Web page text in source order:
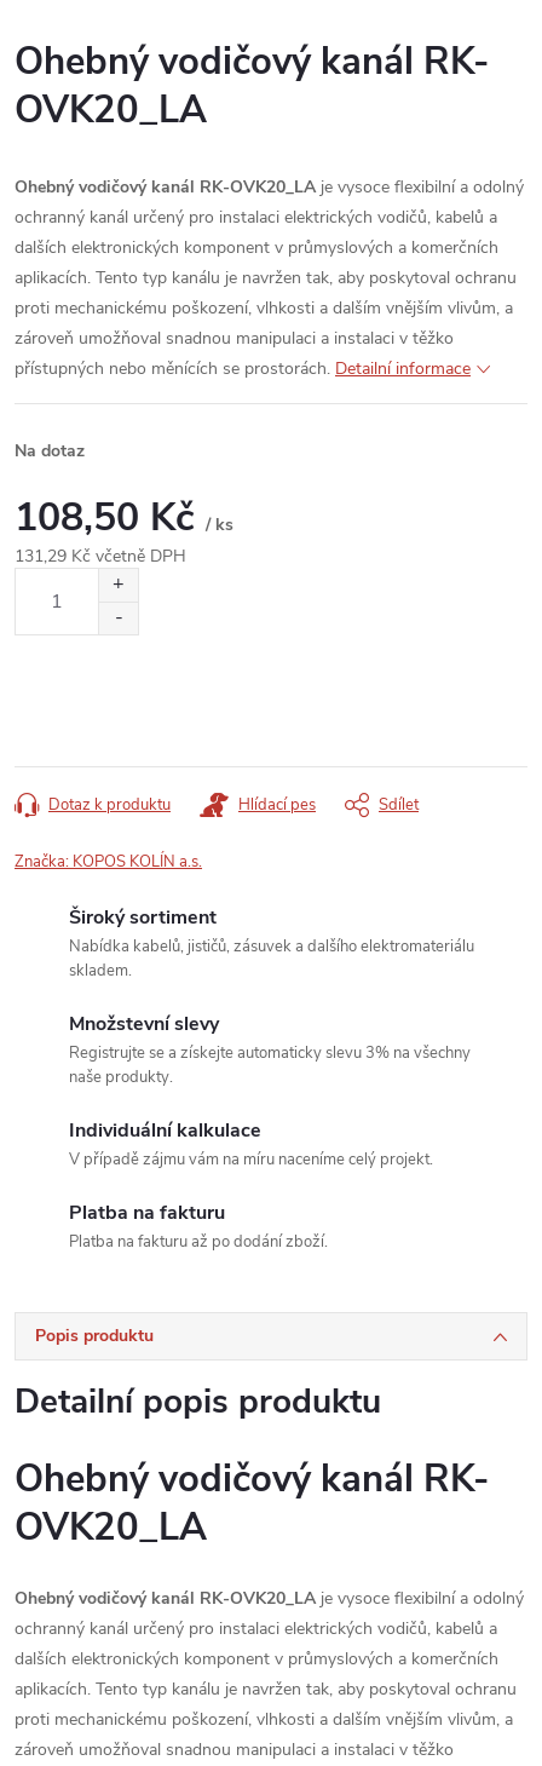
Ohebný vodičový kanál RK-
OVK20_LA
Ohebný vodičový kanál RK-OVK20_LAje vysoce flexibilní a odolný
ochranný kanál určený pro instalaci elektrických vodičů, kabelů a
dalších elektronických komponent v průmyslových a komerčních
aplikacích. Tento typ kanálu je navržen tak, aby poskytoval ochranu
proti mechanickému poškození, vlhkosti a dalším vnějším vlivům, a
zároveň umožňoval snadnou manipulaci a instalaci v těžko
přístupných nebo měnících se prostorách. Detailní informace
Na dotaz
108,50 Kč / ks
131,29 Kč včetně DPH
Dotaz k produktu Hlídací pes Sdílet
Značka: KOPOS KOLÍN a.s.
Široký sortiment
Nabídka kabelů, jističů, zásuvek a dalšího elektromateriálu
skladem.
Množstevní slevy
Registrujte se a získejte automaticky slevu 3% na všechny
naše produkty.
Individuální kalkulace
V případě zájmu vám na míru naceníme celý projekt.
Platba na fakturu
Platba na fakturu až po dodání zboží.
Popis produktu
Detailní popis produktu
Ohebný vodičový kanál RK-
OVK20_LA
Ohebný vodičový kanál RK-OVK20_LAje vysoce flexibilní a odolný
ochranný kanál určený pro instalaci elektrických vodičů, kabelů a
dalších elektronických komponent v průmyslových a komerčních
aplikacích. Tento typ kanálu je navržen tak, aby poskytoval ochranu
proti mechanickému poškození, vlhkosti a dalším vnějším vlivům, a
zároveň umožňoval snadnou manipulaci a instalaci v těžko